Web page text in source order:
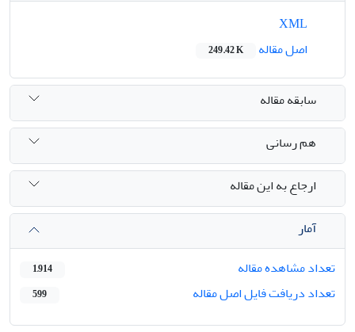
اصل مقاله
249.42 K
سابقه مقاله
هم رسانی
ارجاع به این مقاله
آمار
تعداد مشاهده مقاله
1,914
تعداد دریافت فایل اصل مقاله 599